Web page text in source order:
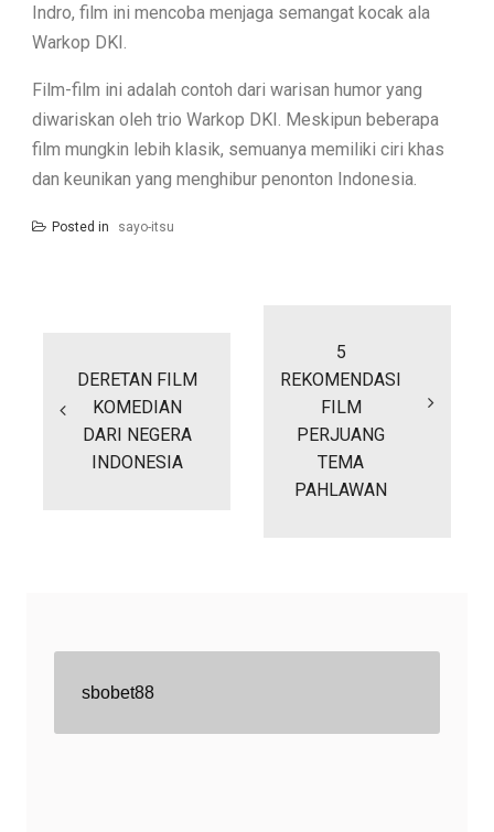
Indro, film ini mencoba menjaga semangat kocak ala
Warkop DKI.
Film-film ini adalah contoh dari warisan humor yang
diwariskan oleh trio Warkop DKI. Meskipun beberapa
film mungkin lebih klasik, semuanya memiliki ciri khas
dan keunikan yang menghibur penonton Indonesia.
Posted in sayo-itsu
DERETAN FILM
KOMEDIAN
DARI NEGERA
INDONESIA
5
REKOMENDASI
FILM
PERJUANG
TEMA
PAHLAWAN
sbobet88